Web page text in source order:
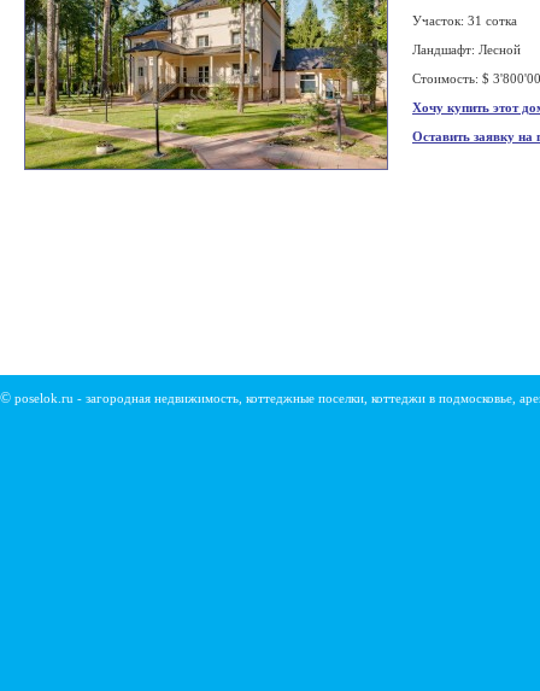
Участок: 31 сотка
Ландшафт: Лесной
Стоимость: $
Хочу купить этот
Оставить заявку на
© poselok.ru - загородная недвижимость, коттеджные поселки, коттеджи в подмосковье,